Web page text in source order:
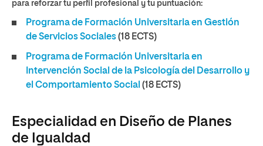
para reforzar tu perfil profesional y tu puntuación:
Programa de Formación Universitaria en Gestión
de Servicios Sociales(18 ECTS)
Programa de Formación Universitaria en
Intervención Social de la Psicología del Desarrollo y
el Comportamiento Social (18 ECTS)
Especialidad en Diseño de Planes
de Igualdad